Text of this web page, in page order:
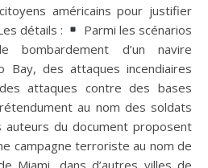
américains pour justifier
détails :
Parmi les scénarios
bombardement d’un navire
Bay, des attaques incendiaires
attaques contre des bases
au nom des soldats
auteurs du document proposent
campagne terroriste au nom de
Miami, dans d’autres villes de